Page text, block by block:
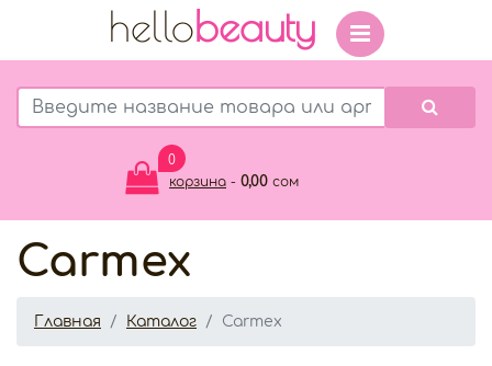
hellobeauty
0
корзина - 0,00 сом
Carmex
Главная Каталог Carmex